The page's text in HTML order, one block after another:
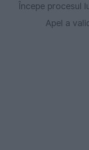
Începe procesul
Apel a